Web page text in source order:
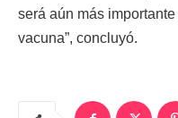
será aún más
vacuna”, concluyó.